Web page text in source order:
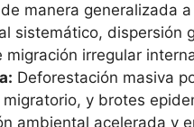
manera generalizada
sistemático, dispersión
irregular
Deforestación masiva
y brotes
ambiental acelerada y